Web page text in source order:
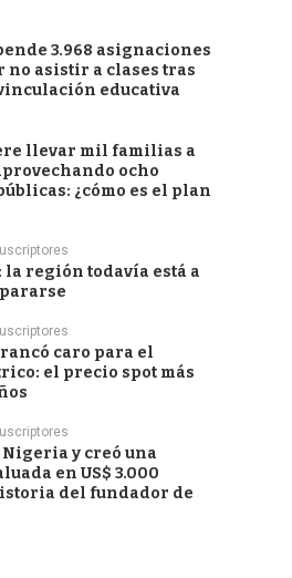
3.968 asignaciones
asistir a clases tras
educativa
llevar mil familias a
ocho
¿cómo es el plan
la región todavía está a
caro para el
el precio spot más
y creó una
en US$ 3.000
del fundador de